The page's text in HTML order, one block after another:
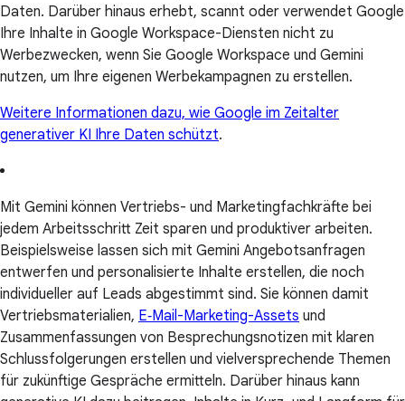
Daten. Darüber hinaus erhebt, scannt oder verwendet Google
Ihre Inhalte in Google Workspace-Diensten nicht zu
Werbezwecken, wenn Sie Google Workspace und Gemini
nutzen, um Ihre eigenen Werbekampagnen zu erstellen.
Weitere Informationen dazu, wie Google im Zeitalter
generativer KI Ihre Daten schützt.
Mit Gemini können Vertriebs- und Marketingfachkräfte bei
jedem Arbeitsschritt Zeit sparen und produktiver arbeiten.
Beispielsweise lassen sich mit Gemini Angebotsanfragen
entwerfen und personalisierte Inhalte erstellen, die noch
individueller auf Leads abgestimmt sind. Sie können damit
Vertriebsmaterialien, E‑Mail-Marketing-Assets und
Zusammenfassungen von Besprechungsnotizen mit klaren
Schlussfolgerungen erstellen und vielversprechende Themen
für zukünftige Gespräche ermitteln. Darüber hinaus kann